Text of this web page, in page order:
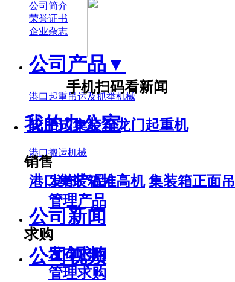
手机扫码看新闻
我的办公室
销售
发布产品
管理产品
求购
发布求购
管理求购
公司简介
荣誉证书
企业杂志
公司产品▼
港口起重吊运及抓举机械
轮胎式集装箱龙门起重机
港口搬运机械
港口集装箱堆高机 集装箱正面吊
公司新闻
公司视频